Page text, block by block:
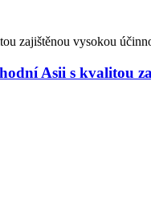
Asii s kvalitou